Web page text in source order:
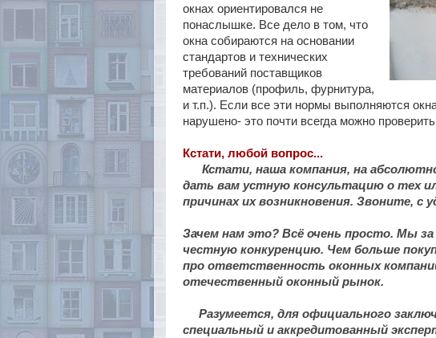
окнах ориентировался не
понаслышке. Все дело в том, что
окна собираются на основании
стандартов и технических
требований поставщиков
материалов (профиль, фурнитура,
и т.п.). Если все эти нормы выполняются
нарушено- это почти всегда можно
Кстати, любой вопрос...
Кстати, наша компания, на
дать вам устную консультацию о тех
причинах их возникновения. Звоните, с
Зачем нам это? Всё очень просто. Мы
честную конкуренцию. Чем больше
про ответственность оконных
отечественный оконный рынок.
Разумеется, для официального
специальный и аккредитованный